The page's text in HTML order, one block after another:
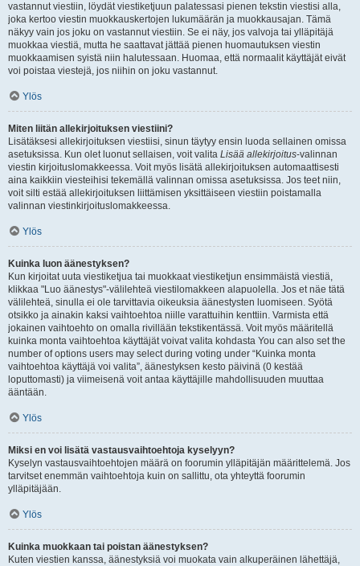
vastannut viestiin, löydät viestiketjuun palatessasi pienen tekstin viestisi alla,
joka kertoo viestin muokkauskertojen lukumäärän ja muokkausajan. Tämä
näkyy vain jos joku on vastannut viestiin. Se ei näy, jos valvoja tai ylläpitäjä
muokkaa viestiä, mutta he saattavat jättää pienen huomautuksen viestin
muokkaamisen syistä niin halutessaan. Huomaa, että normaalit käyttäjät eivät
voi poistaa viestejä, jos niihin on joku vastannut.
Ylös
Miten liitän allekirjoituksen viestiini?
Lisätäksesi allekirjoituksen viestiisi, sinun täytyy ensin luoda sellainen omissa
asetuksissa. Kun olet luonut sellaisen, voit valita Lisää allekirjoitus-valinnan
viestin kirjoituslomakkeessa. Voit myös lisätä allekirjoituksen automaattisesti
aina kaikkiin viesteihisi tekemällä valinnan omissa asetuksissa. Jos teet niin,
voit silti estää allekirjoituksen liittämisen yksittäiseen viestiin poistamalla
valinnan viestinkirjoituslomakkeessa.
Ylös
Kuinka luon äänestyksen?
Kun kirjoitat uuta viestiketjua tai muokkaat viestiketjun ensimmäistä viestiä,
klikkaa "Luo äänestys"-välilehteä viestilomakkeen alapuolella. Jos et näe tätä
välilehteä, sinulla ei ole tarvittavia oikeuksia äänestysten luomiseen. Syötä
otsikko ja ainakin kaksi vaihtoehtoa niille varattuihin kenttiin. Varmista että
jokainen vaihtoehto on omalla rivillään tekstikentässä. Voit myös määritellä
kuinka monta vaihtoehtoa käyttäjät voivat valita kohdasta You can also set the
number of options users may select during voting under “Kuinka monta
vaihtoehtoa käyttäjä voi valita”, äänestyksen kesto päivinä (0 kestää
loputtomasti) ja viimeisenä voit antaa käyttäjille mahdollisuuden muuttaa
ääntään.
Ylös
Miksi en voi lisätä vastausvaihtoehtoja kyselyyn?
Kyselyn vastausvaihtoehtojen määrä on foorumin ylläpitäjän määrittelemä. Jos
tarvitset enemmän vaihtoehtoja kuin on sallittu, ota yhteyttä foorumin
ylläpitäjään.
Ylös
Kuinka muokkaan tai poistan äänestyksen?
Kuten viestien kanssa, äänestyksiä voi muokata vain alkuperäinen lähettäjä,